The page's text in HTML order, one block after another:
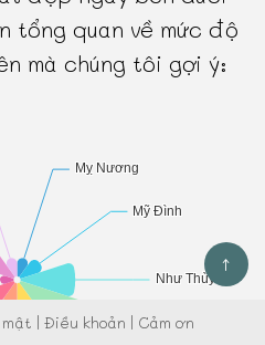
tổng quan về mức độ
mà chúng tôi gợi ý:
↑
| Điều khoản | Cảm ơn